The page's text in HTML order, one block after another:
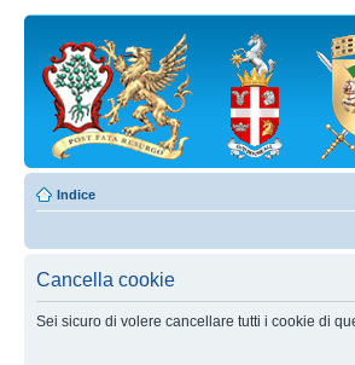
Indice
Cancella cookie
Sei sicuro di volere cancellare tutti i cookie di